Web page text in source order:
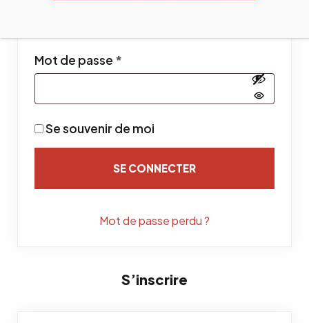
Mot de passe *
Se souvenir de moi
SE CONNECTER
Mot de passe perdu ?
S’inscrire